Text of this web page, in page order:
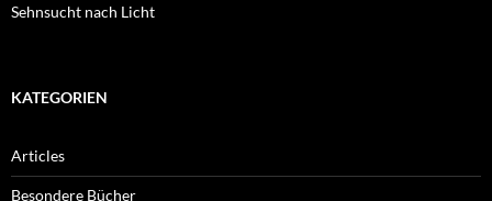
Sehnsucht nach Licht
KATEGORIEN
Articles
Besondere Bücher